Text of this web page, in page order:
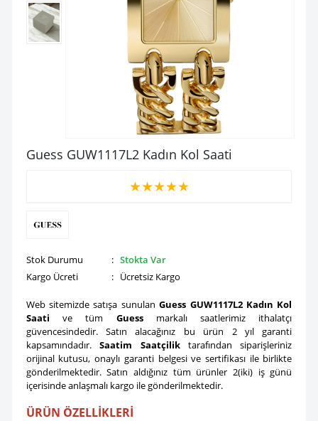
Guess GUW1117L2 Kadın Kol Saati
★★★★★
Stok Durumu : Stokta Var
Kargo Ücreti
: Ücretsiz Kargo
Web sitemizde satışa sunulanGuess GUW1117L2 Kadın Kol
Saati ve tüm Guessmarkalı saatlerimiz ithalatçı
güvencesindedir. Satın alacağınız bu ürün 2 yıl garanti
kapsamındadır.Saatim Saatçilik tarafından siparişleriniz
orijinal kutusu, onaylı garanti belgesi ve sertifikası ile birlikte
gönderilmektedir. Satın aldığınız tüm ürünler 2(iki) iş günü
içerisinde anlaşmalı kargo ile gönderilmektedir.
ÜRÜN ÖZELLİKLERİ